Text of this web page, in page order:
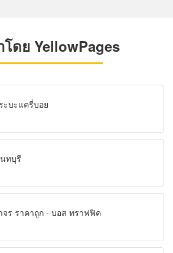
ดย YellowPages
ะบะแครี่บอย
ทบุรี
จร ราคาถูก - บอส ทราฟฟิค